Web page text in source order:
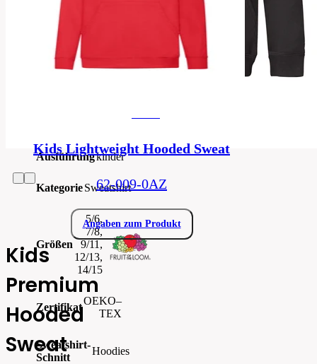
Kids
Premium
Hooded
Sweat
Größen
7-
8,
9-
Ausführungkinder
KategorieSweatshirt
Größen
5/6,
7/8,
9/11,
12/13,
14/15
Zertifikat
OEKO–
TEX
Sweatshirt-
Schnitt
Hoodies
Kids Lightweight Hooded Sweat
62-009-0AZ
Angaben zum Produkt